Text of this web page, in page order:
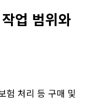
업 범위와
험 처리 등 구매 및